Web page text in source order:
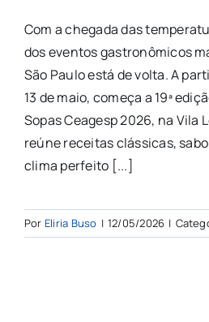
Com a chegada das
dos eventos gastronômicos
São Paulo está de volta. A
13 de maio, começa a 19ª
Sopas Ceagesp 2026, na Vila
reúne receitas clássicas,
clima perfeito [...]
Por Eliria Buso | 12/05/2026 |